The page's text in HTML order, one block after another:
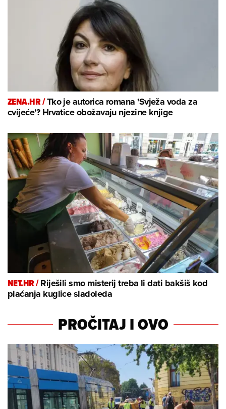
ZENA.HR /Tko je autorica romana 'Svježa voda za
cvijeće'? Hrvatice obožavaju njezine knjige
NET.HR /Riješili smo misterij treba li dati bakšiš kod
plaćanja kuglice sladoleda
PROČITAJ I OVO